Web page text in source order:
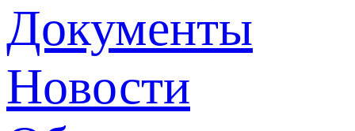
Документы
Новости